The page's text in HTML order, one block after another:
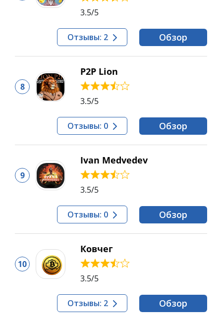
3.5/5
Отзывы: 2 Обзор
8
P2P Lion
3.5/5
Отзывы: 0 Обзор
9
Ivan Medvedev
3.5/5
Отзывы: 0 Обзор
10
Ковчег
3.5/5
Отзывы: 2 Обзор